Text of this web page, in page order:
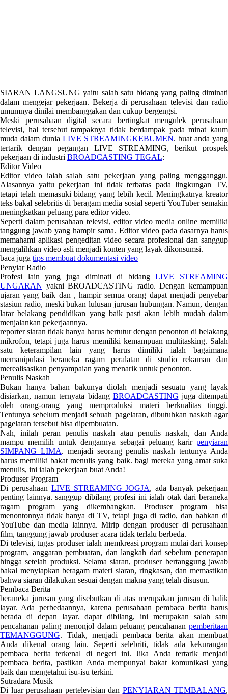
SIARAN LANGSUNG yaitu salah satu bidang yang paling diminati
dalam mengejar pekerjaan. Bekerja di perusahaan televisi dan radio
umumnya dinilai membanggakan dan cukup bergengsi.
Meski perusahaan digital secara bertingkat mengulek perusahaan
televisi, hal tersebut tampaknya tidak berdampak pada minat kaum
muda dalam dunia LIVE STREAMINGKEBUMEN. buat anda yang
tertarik dengan pegangan LIVE STREAMING, berikut prospek
pekerjaan di industri BROADCASTING TEGAL:
Editor Video
Editor video ialah salah satu pekerjaan yang paling mengganggu.
Alasannya yaitu pekerjaan ini tidak terbatas pada lingkungan TV,
tetapi telah memasuki bidang yang lebih kecil. Meningkatnya kreator
teks bakal selebritis di beragam media sosial seperti YouTuber semakin
meningkatkan peluang para editor video.
Seperti dalam perusahaan televisi, editor video media online memiliki
tanggung jawab yang hampir sama. Editor video pada dasarnya harus
memahami aplikasi pengeditan video secara profesional dan sanggup
mengalihkan video asli menjadi konten yang layak dikonsumsi.
baca juga tips membuat dokumentasi video
Penyiar Radio
Profesi lain yang juga diminati di bidangLIVE STREAMING
UNGARAN yakni BROADCASTING radio. Dengan kemampuan
ujaran yang baik dan , hampir semua orang dapat menjadi penyebar
stasiun radio, meski bukan lulusan jurusan hubungan. Namun, dengan
latar belakang pendidikan yang baik pasti akan lebih mudah dalam
menjalankan pekerjaannya.
reporter siaran tidak hanya harus bertutur dengan penonton di belakang
mikrofon, tetapi juga harus memiliki kemampuan multitasking. Salah
satu keterampilan lain yang harus dimiliki ialah bagaimana
memanipulasi beraneka ragam peralatan di studio rekaman dan
merealisasikan penyampaian yang menarik untuk penonton.
Penulis Naskah
Bukan hanya bahan bakunya diolah menjadi sesuatu yang layak
disiarkan, namun ternyata bidang BROADCASTING juga ditempati
oleh orang-orang yang memproduksi materi berkualitas tinggi.
Tentunya sebelum menjadi sebuah pagelaran, dibutuhkan naskah agar
pagelaran tersebut bisa dipembuatan.
Nah, inilah peran penulis naskah atau penulis naskah, dan Anda
mampu memilih untuk dengannya sebagai peluang karir penyiaran
SIMPANG LIMA. menjadi seorang penulis naskah tentunya Anda
harus memiliki bakat menulis yang baik. bagi mereka yang amat suka
menulis, ini ialah pekerjaan buat Anda!
Produser Program
Di perusahaan LIVE STREAMING JOGJA, ada banyak pekerjaan
penting lainnya. sanggup dibilang profesi ini ialah otak dari beraneka
ragam program yang dikembangkan. Produser program bisa
menontonnya tidak hanya di TV, tetapi juga di radio, dan bahkan di
YouTube dan media lainnya. Mirip dengan produser di perusahaan
film, tanggung jawab produser acara tidak terlalu berbeda.
Di televisi, tugas produser ialah memkreasi program mulai dari konsep
program, anggaran pembuatan, dan langkah dari sebelum penerapan
hingga setelah produksi. Selama siaran, produser bertanggung jawab
bakal menyiapkan beragam materi siaran, ringkasan, dan memastikan
bahwa siaran dilakukan sesuai dengan makna yang telah disusun.
Pembaca Berita
beraneka jurusan yang disebutkan di atas merupakan jurusan di balik
layar. Ada perbedaannya, karena perusahaan pembaca berita harus
berada di depan layar. dapat dibilang, ini merupakan salah satu
pencahanan paling menonjol dalam peluang pencahanan pemberitaan
TEMANGGUNG. Tidak, menjadi pembaca berita akan membuat
Anda dikenal orang lain. Seperti selebriti, tidak ada kekurangan
pembaca berita terkenal di negeri ini. Jika Anda tertarik menjadi
pembaca berita, pastikan Anda mempunyai bakat komunikasi yang
baik dan mengetahui isu-isu terkini.
Sutradara Musik
Di luar perusahaan pertelevisian dan PENYIARAN TEMBALANG,